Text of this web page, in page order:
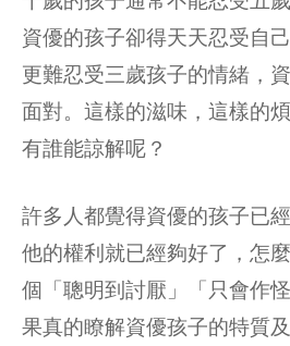
資優的孩子卻得天天忍受自
更難忍受三歲孩子的情緒，
面對。這樣的滋味，這樣的
有誰能諒解呢？
許多人都覺得資優的孩子已
他的權利就已經夠好了，怎
個「聰明到討厭」「只會作
果真的瞭解資優孩子的特質